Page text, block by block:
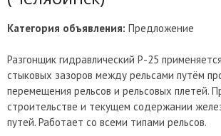
Категория объявления: Предложение
Разгонщик гидравлический Р-25
стыковых зазоров между рельсами путём
перемещения рельсов и рельсовых плетей.
строительстве и текущем содержании
путей. Работает со всеми типами рельсов.